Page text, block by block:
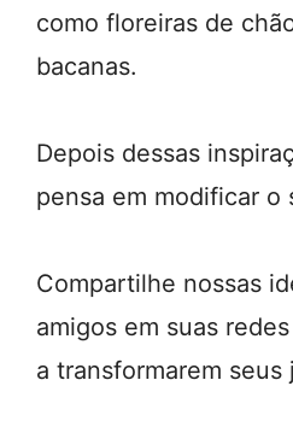
como floreiras de
bacanas.
Depois dessas
pensa em modificar o
Compartilhe nossas
amigos em suas
a transformarem seus